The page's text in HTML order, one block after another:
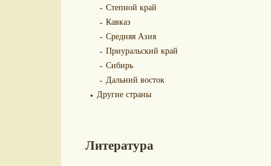
Степной край
Кавказ
Средняя Азия
Приуральский край
Сибирь
Дальний восток
Другие страны
Литература